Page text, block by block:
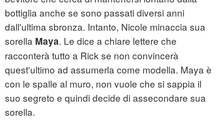
bottiglia anche se sono passati diversi anni
dall'ultima sbronza. Intanto, Nicole minaccia sua
sorella Maya. Le dice a chiare lettere che
racconterà tutto a Rick se non convincerà
quest'ultimo ad assumerla come modella. Maya è
con le spalle al muro, non vuole che si sappia il
suo segreto e quindi decide di assecondare sua
sorella.